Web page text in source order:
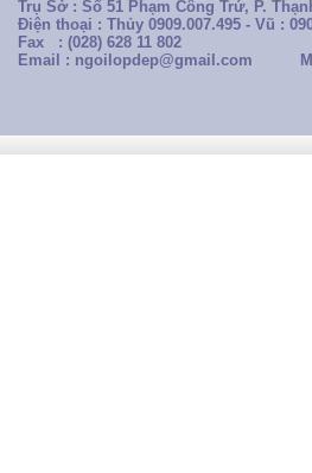
Trụ Sở : Số 51 Phạm Công Trứ, P.
Điện thoại : Thủy 0909.007.495 - Vũ :
Fax : (028) 628 11 802
Email : ngoilopdep@gmail.com